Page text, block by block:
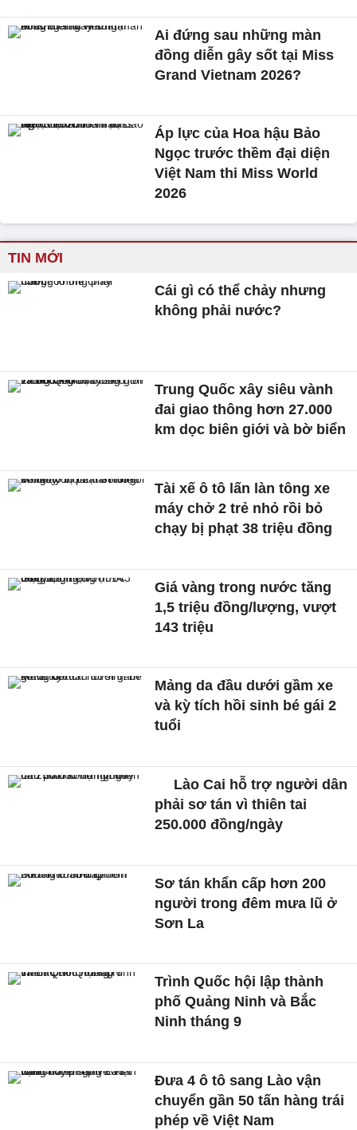
Ai đứng sau những màn
đồng diễn gây sốt tại Miss
Grand Vietnam 2026?
Áp lực của Hoa hậu Bảo
Ngọc trước thềm đại diện
Việt Nam thi Miss World
2026
TIN MỚI
Cái gì có thể chảy nhưng
không phải nước?
Trung Quốc xây siêu vành
đai giao thông hơn 27.000
km dọc biên giới và bờ biển
Tài xế ô tô lấn làn tông xe
máy chở 2 trẻ nhỏ rồi bỏ
chạy bị phạt 38 triệu đồng
Giá vàng trong nước tăng
1,5 triệu đồng/lượng, vượt
143 triệu
Mảng da đầu dưới gầm xe
và kỳ tích hồi sinh bé gái 2
tuổi
Lào Cai hỗ trợ người dân
phải sơ tán vì thiên tai
250.000 đồng/ngày
Sơ tán khẩn cấp hơn 200
người trong đêm mưa lũ ở
Sơn La
Trình Quốc hội lập thành
phố Quảng Ninh và Bắc
Ninh tháng 9
Đưa 4 ô tô sang Lào vận
chuyển gần 50 tấn hàng trái
phép về Việt Nam